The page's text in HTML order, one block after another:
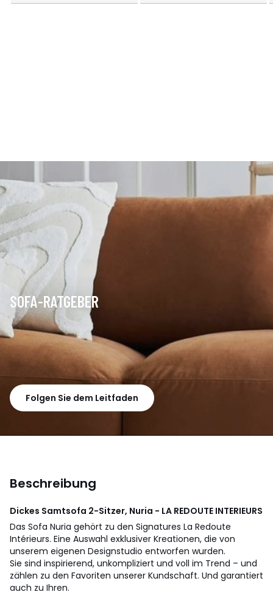
SOFA-RATGEBER
Folgen Sie dem Leitfaden
Beschreibung
Dickes Samtsofa 2-Sitzer, Nuria - LA REDOUTE INTERIEURS
Das Sofa Nuria gehört zu den Signatures La Redoute
Intérieurs. Eine Auswahl exklusiver Kreationen, die von
unserem eigenen Designstudio entworfen wurden.
Sie sind inspirierend, unkompliziert und voll im Trend – und
zählen zu den Favoriten unserer Kundschaft. Und garantiert
auch zu Ihren.